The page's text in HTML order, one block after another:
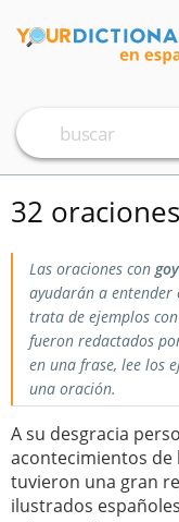
32
Las oraciones con
ayudarán a entender
trata de ejemplos con
fueron redactados
en una frase, lee los
una oración.
A su desgracia
acontecimientos de
tuvieron una gran
ilustrados